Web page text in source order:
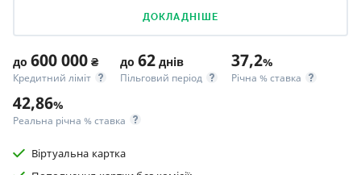
ДОКЛАДНІШЕ
до 600 000 ₴
Кредитний ліміт
до 62 днів
Пільговий період
37,2%
Річна % ставка
42,86%
Реальна річна % ставка
Віртуальна картка